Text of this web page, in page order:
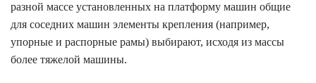
разной массе установленных на платформу машин общие
для соседних машин элементы крепления (например,
упорные и распорные рамы) выбирают, исходя из массы
более тяжелой машины.